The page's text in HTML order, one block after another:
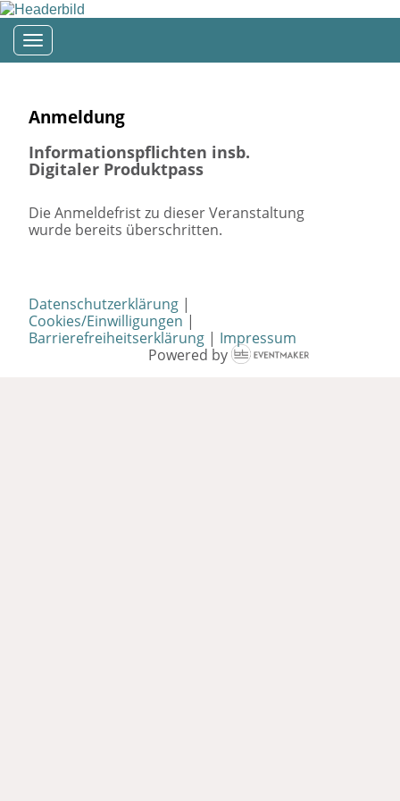
Toggle navigation
Anmeldung
Informationspflichten insb.
Digitaler Produktpass
Die Anmeldefrist zu dieser Veranstaltung
wurde bereits überschritten.
Datenschutzerklärung |
Cookies/Einwilligungen |
Barrierefreiheitserklärung | Impressum
Powered by